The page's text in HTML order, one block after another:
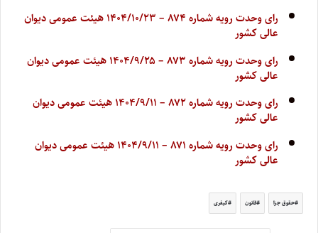
رای وحدت رویه شماره ۸۷۴ – ۱۴۰۴/۱۰/۲۳ هیئت عمومی دیوان
عالی کشور
رای وحدت رویه شماره ۸۷۳ – ۱۴۰۴/۹/۲۵ هیئت عمومی دیوان
عالی کشور
رای وحدت رویه شماره ۸۷۲ – ۱۴۰۴/۹/۱۱ هیئت عمومی دیوان
عالی کشور
رای وحدت رویه شماره ۸۷۱ – ۱۴۰۴/۹/۱۱ هیئت عمومی دیوان
عالی کشور
حقوق جزا قانون کیفری